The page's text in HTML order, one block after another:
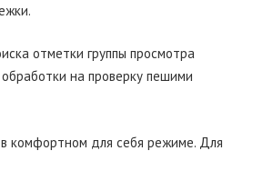
отметки группы просмотра
на проверку пешими
комфортном для себя режиме. Для